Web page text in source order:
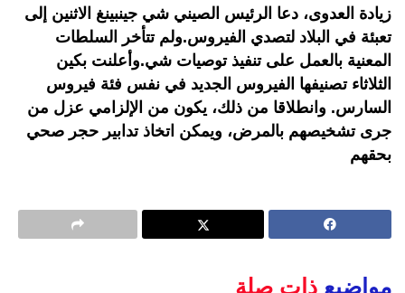
زيادة العدوى، دعا الرئيس الصيني شي جينبينغ الاثنين إلى
تعبئة في البلاد لتصدي الفيروس.ولم تتأخر السلطات
المعنية بالعمل على تنفيذ توصيات شي.وأعلنت بكين
الثلاثاء تصنيفها الفيروس الجديد في نفس فئة فيروس
السارس. وانطلاقا من ذلك، يكون من الإلزامي عزل من
جرى تشخيصهم بالمرض، ويمكن اتخاذ تدابير حجر صحي
بحقهم
مواضيع ذات صلة